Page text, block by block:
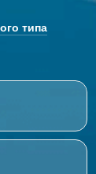
типа